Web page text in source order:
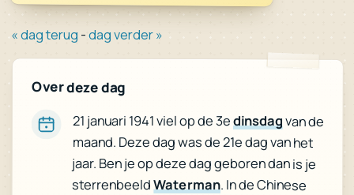
« dag terug -dag verder »
Over deze dag
21 januari 1941 viel op de 3edinsdagvan de
maand. Deze dag was de 21e dag van het
jaar. Ben je op deze dag geboren dan is je
sterrenbeeldWaterman. In de Chinese